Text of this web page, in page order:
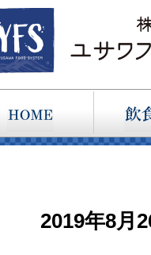
2019年8月